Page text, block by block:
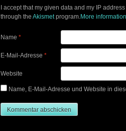
I accept that my given data and my IP
through the Akismetprogram.More
Name *
E-Mail-Adresse *
Website
Name, E-Mail-Adresse und Website in